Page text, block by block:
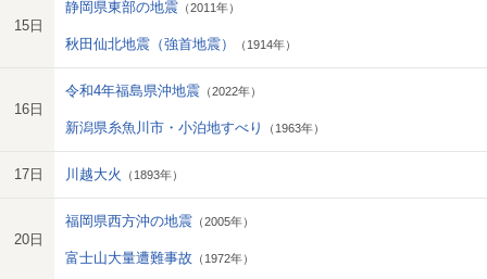
15日
静岡県東部の地震 （2011年）
秋田仙北地震（強首地震） （1914年）
16日
令和4年福島県沖地震 （2022年）
新潟県糸魚川市・小泊地すべり （1963年）
17日 川越大火 （1893年）
20日
福岡県西方沖の地震 （2005年）
富士山大量遭難事故 （1972年）